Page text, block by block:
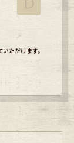
ただけます。